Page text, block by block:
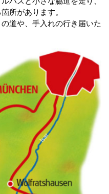
所があります。
道や、手入れの行き届いた